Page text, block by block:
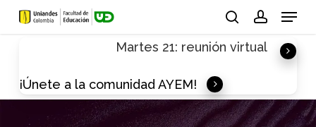
Skip
Menu
Martes 21: reunión virtual
¡Únete a la comunidad AYEM!